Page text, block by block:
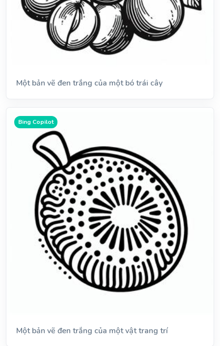
Một bản vẽ đen trắng của một bó trái cây
Bing Copilot
Một bản vẽ đen trắng của một vật trang trí